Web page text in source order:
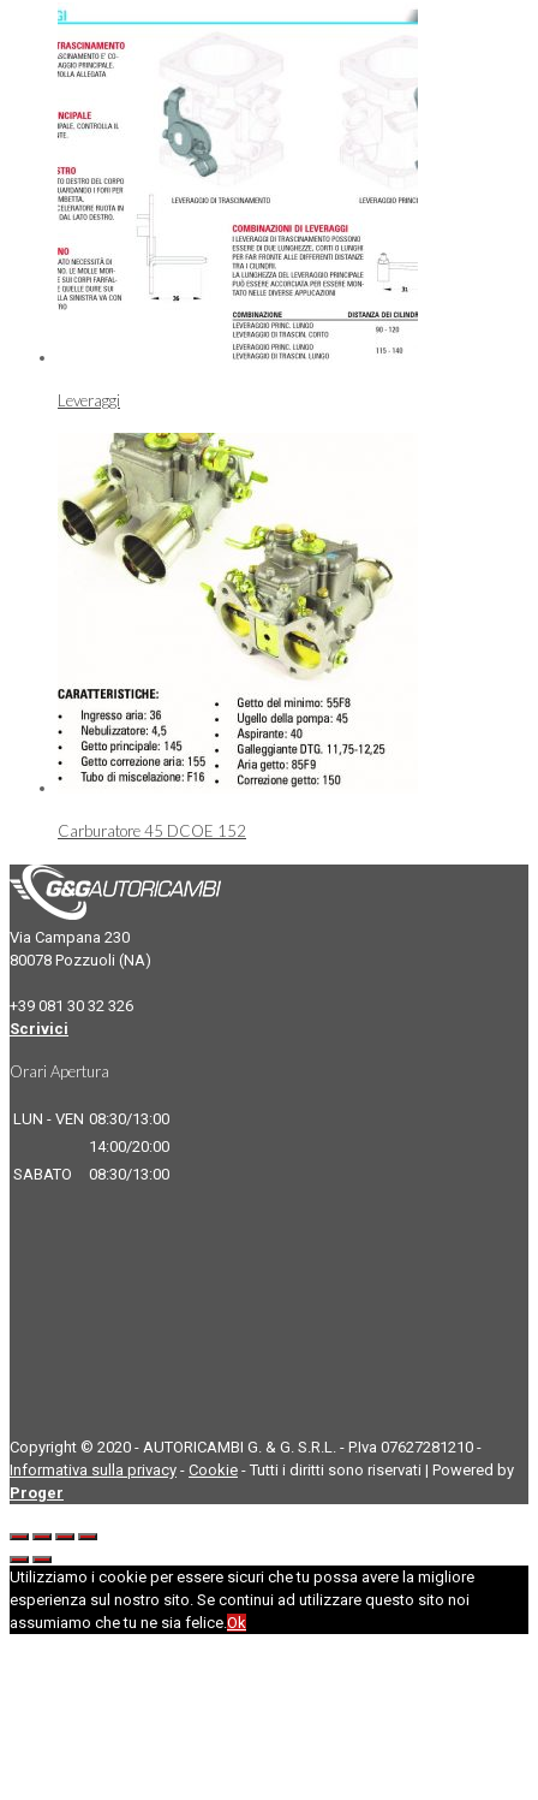
Leveraggi
Carburatore 45 DCOE 152
Via Campana 230
80078 Pozzuoli (NA)
+39 081 30 32 326
Scrivici
Orari Apertura
LUN - VEN 08:30/13:00
14:00/20:00
SABATO
08:30/13:00
Copyright © 2020 - AUTORICAMBI G. & G. S.R.L. - P.Iva 07627281210 -
Informativa sulla privacy - Cookie - Tutti i diritti sono riservati | Powered by
Proger
Utilizziamo i cookie per essere sicuri che tu possa avere la migliore
esperienza sul nostro sito. Se continui ad utilizzare questo sito noi
assumiamo che tu ne sia felice.Ok